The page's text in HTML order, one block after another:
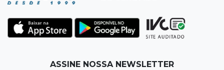
Grande expõe obras na Itália
"Bota Fora" da Sofá Inbox reúne quatro
ASSINE NOSSA NEWSLETTER